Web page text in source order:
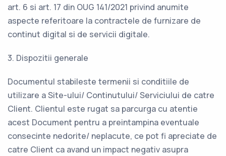
art. 6 si art. 17 din OUG 141/2021 privind anumite
aspecte referitoare la contractele de furnizare de
continut digital si de servicii digitale.
3. Dispozitii generale
Documentul stabileste termenii si conditiile de
utilizare a Site-ului/ Continutului/ Serviciului de catre
Client. Clientul este rugat sa parcurga cu atentie
acest Document pentru a preintampina eventuale
consecinte nedorite/ neplacute, ce pot fi apreciate de
catre Client ca avand un impact negativ asupra